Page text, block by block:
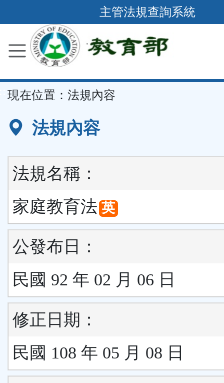
到
要
容
區
主管法規查詢系統
現在位置： 法規內容
法規內容
法規名稱：
家庭教育法 英
公發布日：
民國 92 年 02 月 06 日
修正日期：
民國 108 年 05 月 08 日